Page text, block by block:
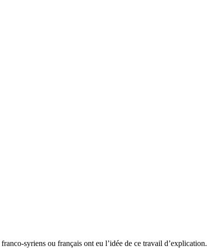
syriens ou français ont eu l’idée de ce travail d’explication.